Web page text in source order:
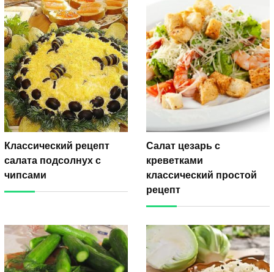
Классический рецепт
салата подсолнух с
чипсами
Салат цезарь с
креветками
классический простой
рецепт